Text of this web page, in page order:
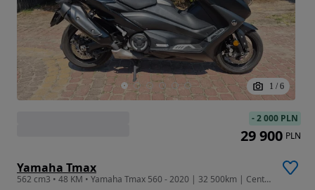
1 / 6
Yamaha Tmax
562 cm3 • 48 KM • Yamaha Tmax 560 - 2020 | 32 500km | Centralny kufer
-2 000 PLN
29 900 PLN